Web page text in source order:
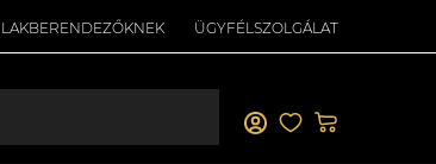
LAKBERENDEZŐKNEK ÜGYFÉLSZOLGÁLAT